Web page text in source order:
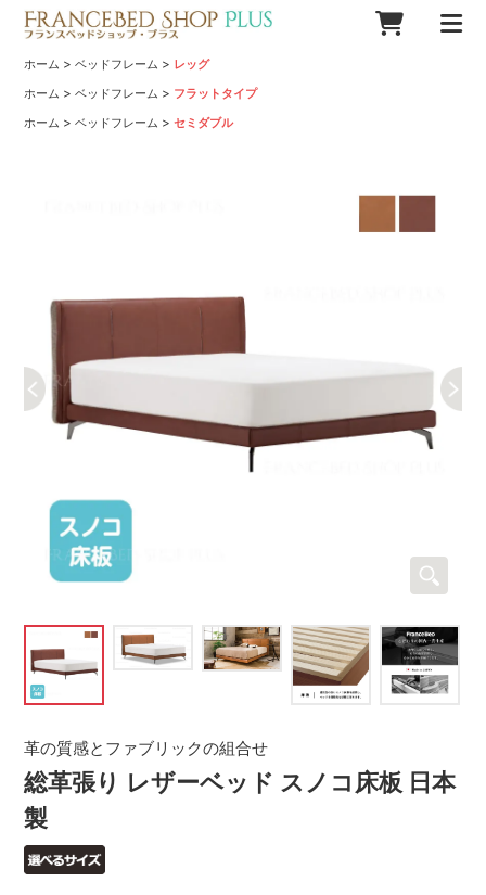
ホーム >ベッドフレーム > レッグ
ホーム >ベッドフレーム > フラットタイプ
ホーム >ベッドフレーム >セミダブル
総革張り レザーベッド スノコ床板 日本
製
革の質感とファブリックの組合せ